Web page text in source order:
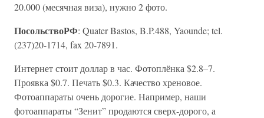
20.000 (месячная виза), нужно 2 фото.
ПосольствоРФ: Quater Bastos, B.P.488, Yaounde; tel.
(237)20-1714, fax 20-7891.
Интернет стоит доллар в час. Фотоплёнка $2.8–7.
Проявка $0.7. Печать $0.3. Качество хреновое.
Фотоаппараты очень дорогие. Например, наши
фотоаппараты “Зенит” продаются сверх-дорого, а